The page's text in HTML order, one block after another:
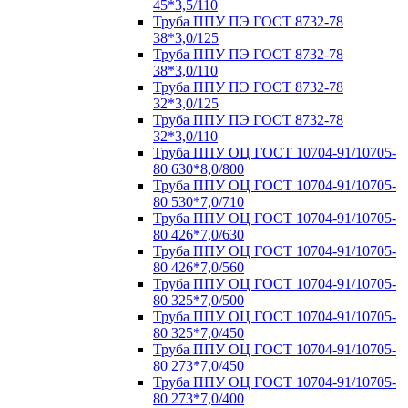
45*3,5/110
Труба ППУ ПЭ ГОСТ 8732-78
38*3,0/125
Труба ППУ ПЭ ГОСТ 8732-78
38*3,0/110
Труба ППУ ПЭ ГОСТ 8732-78
32*3,0/125
Труба ППУ ПЭ ГОСТ 8732-78
32*3,0/110
Труба ППУ ОЦ ГОСТ 10704-91/10705-
80 630*8,0/800
Труба ППУ ОЦ ГОСТ 10704-91/10705-
80 530*7,0/710
Труба ППУ ОЦ ГОСТ 10704-91/10705-
80 426*7,0/630
Труба ППУ ОЦ ГОСТ 10704-91/10705-
80 426*7,0/560
Труба ППУ ОЦ ГОСТ 10704-91/10705-
80 325*7,0/500
Труба ППУ ОЦ ГОСТ 10704-91/10705-
80 325*7,0/450
Труба ППУ ОЦ ГОСТ 10704-91/10705-
80 273*7,0/450
Труба ППУ ОЦ ГОСТ 10704-91/10705-
80 273*7,0/400